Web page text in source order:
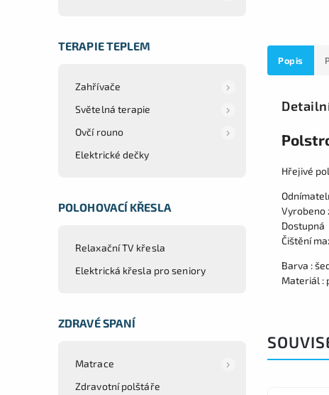
TERAPIE TEPLEM
Zahřívače
Světelná terapie
Ovčí rouno
Elektrické dečky
POLOHOVACÍ KŘESLA
Relaxační TV křesla
Elektrická křesla pro seniory
ZDRAVÉ SPANÍ
Matrace
Zdravotní polštáře
Popis
Hřejivé
Vyrobeno
Dostupná
Čištění
Barva :
Materiál :